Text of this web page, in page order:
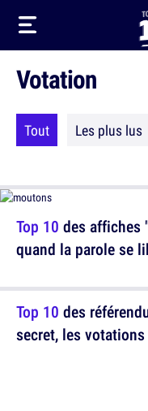
Votation
Tout Les plus lus
Top 10 des affiches
quand la parole se
Top 10 des
secret, les